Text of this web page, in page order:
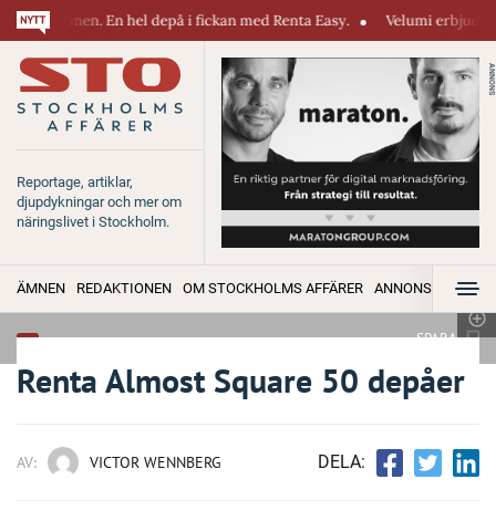
En hel depå i fickan med Renta Easy. Velumi erbjuder ett
Reportage, artiklar,
djupdykningar och mer om
näringslivet i Stockholm.
ANNONS
ÄMNEN REDAKTIONEN OM STOCKHOLMS AFFÄRER ANNONSERA
SPARA
Renta Almost Square 50 depåer
AV: VICTOR WENNBERG DELA: